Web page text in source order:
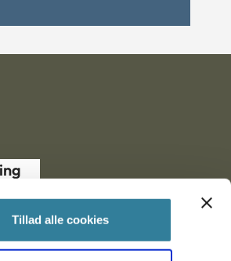
Tillad alle cookies